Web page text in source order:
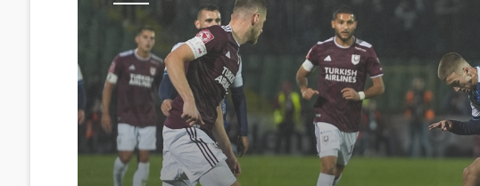
Sport
Četvrtak, 6 Augusta 2026, 15:23
FK Sarajevo dočekuje Radnik u
Vrapčićima